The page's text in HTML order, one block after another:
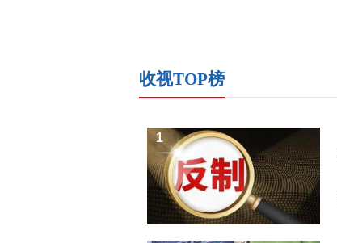
收视TOP榜
1